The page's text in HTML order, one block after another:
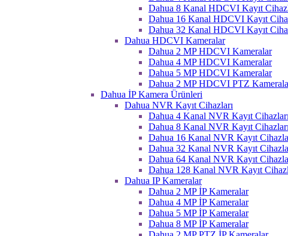
Dahua 8 Kanal HDCVI Kayıt
Dahua 16 Kanal HDCVI Kayıt
Dahua 32 Kanal HDCVI Kayıt
Dahua HDCVI Kameralar
Dahua 2 MP HDCVI Kameralar
Dahua 4 MP HDCVI Kameralar
Dahua 5 MP HDCVI Kameralar
Dahua 2 MP HDCVI PTZ
Dahua İP Kamera Ürünleri
Dahua NVR Kayıt Cihazları
Dahua 4 Kanal NVR Kayıt Cihazları
Dahua 8 Kanal NVR Kayıt Cihazları
Dahua 16 Kanal NVR Kayıt
Dahua 32 Kanal NVR Kayıt
Dahua 64 Kanal NVR Kayıt
Dahua 128 Kanal NVR Kayıt
Dahua IP Kameralar
Dahua 2 MP İP Kameralar
Dahua 4 MP İP Kameralar
Dahua 5 MP İP Kameralar
Dahua 8 MP İP Kameralar